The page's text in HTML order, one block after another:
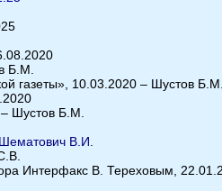
Б.М.
газеты», 10.03.2020 – Шустов Б.М.
Шустов Б.М.
Шематович В.И.
Интерфакс В. Тереховым,